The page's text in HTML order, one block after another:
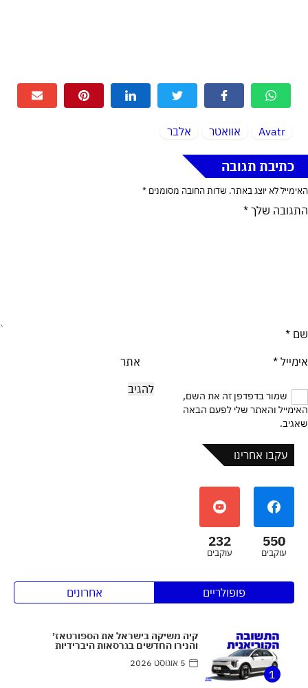
Avatr אוואטר אלבר
כתיבת תגובה
האימייל לא יוצג באתר. שדות החובה מסומנים *
התגובה שלך *
שם *
אימייל * אתר
שמור בדפדפן זה את השם,
האימייל והאתר שלי לפעם הבאה
שאגיב.
עקבו אחרינו
550
עוקבים
232
עוקבים
פופולריים אחרונים
1
קיה משיקה בישראל את הספורטאז׳
והנירו החדשים בגרסאות היברידיות
5 אוגוסט 2026